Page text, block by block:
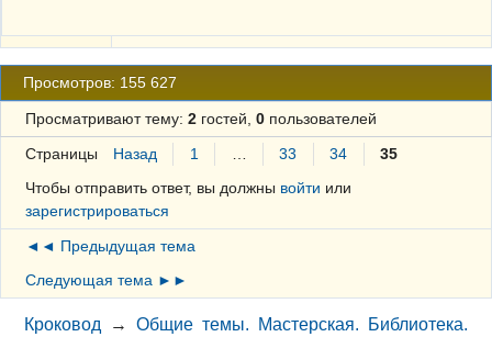
Просмотров: 155 627
Просматривают тему: 2гостей, 0пользователей
Страницы Назад 1 33 34
35
Чтобы отправить ответ, вы должны войти или
зарегистрироваться
◄◄ Предыдущая тема
Следующая тема ►►
Кроковод →Общие темы. Мастерская. Библиотека.